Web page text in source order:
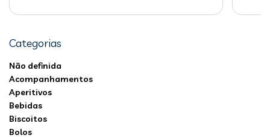
Categorias
Não definida
Acompanhamentos
Aperitivos
Bebidas
Biscoitos
Bolos